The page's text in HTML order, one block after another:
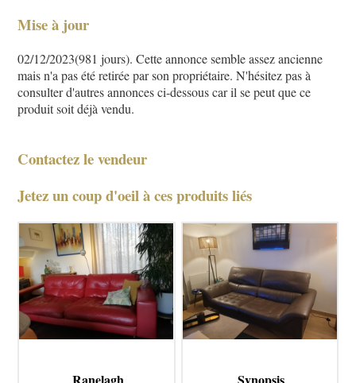
Mise à jour
02/12/2023(981 jours). Cette annonce semble assez ancienne
mais n'a pas été retirée par son propriétaire. N'hésitez pas à
consulter d'autres annonces ci-dessous car il se peut que ce
produit soit déjà vendu.
Contactez le vendeur
Jetez un coup d'oeil à ces produits liés